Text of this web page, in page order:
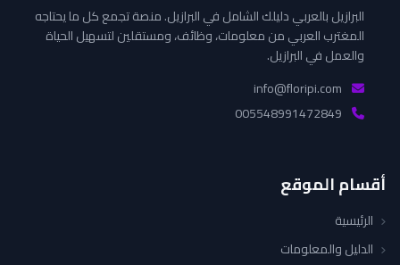
البرازيل بالعربي دليلك الشامل في البرازيل. منصة تجمع كل ما يحتاجه
المغترب العربي من معلومات، وظائف، ومستقلين لتسهيل الحياة
والعمل في البرازيل.
أقسام الموقع
الرئيسية
الدليل والمعلومات